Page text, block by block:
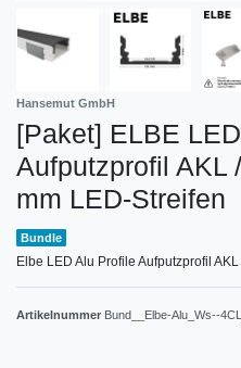
Hansemut GmbH
[Paket] ELBE
Aufputzprofil AKL
mm LED-Streifen
Bundle
Elbe LED Alu Profile Aufputzprofil
Artikelnummer Bund__Elbe-Alu_Ws--